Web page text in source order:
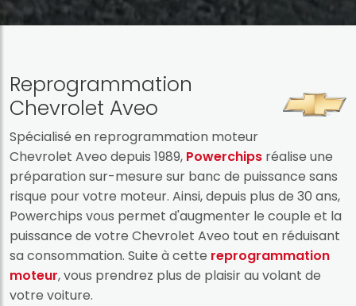
Reprogrammation
Chevrolet Aveo
Spécialisé en reprogrammation moteur
Chevrolet Aveo depuis 1989, Powerchips réalise une
préparation sur-mesure sur banc de puissance sans
risque pour votre moteur. Ainsi, depuis plus de 30 ans,
Powerchips vous permet d'augmenter le couple et la
puissance de votre Chevrolet Aveo tout en réduisant
sa consommation. Suite à cette reprogrammation
moteur, vous prendrez plus de plaisir au volant de
votre voiture.